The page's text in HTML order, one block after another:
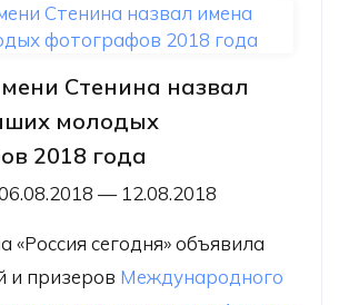
Стенина назвал
молодых
2018 года
— 12.08.2018
«Россия сегодня» объявила
и призеров Международного